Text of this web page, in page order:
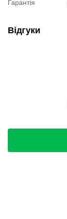
Гарантія
Відгуки